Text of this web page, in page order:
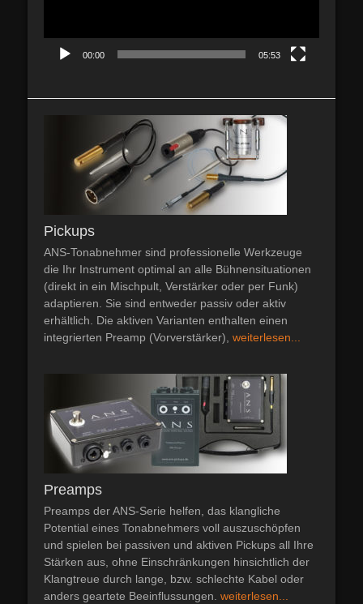
00:00 05:53
Pickups
ANS-Tonabnehmer sind professionelle Werkzeuge
die Ihr Instrument optimal an alle Bühnensituationen
(direkt in ein Mischpult, Verstärker oder per Funk)
adaptieren. Sie sind entweder passiv oder aktiv
erhältlich. Die aktiven Varianten enthalten einen
integrierten Preamp (Vorverstärker), weiterlesen...
Preamps
Preamps der ANS-Serie helfen, das klangliche
Potential eines Tonabnehmers voll auszuschöpfen
und spielen bei passiven und aktiven Pickups all Ihre
Stärken aus, ohne Einschränkungen hinsichtlich der
Klangtreue durch lange, bzw. schlechte Kabel oder
anders geartete Beeinflussungen. weiterlesen...